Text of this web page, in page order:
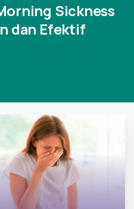
Sickness
dan Efektif